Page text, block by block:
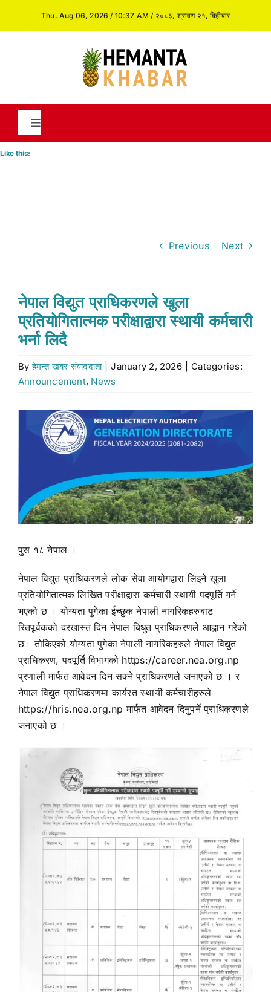
Thu, Aug 06, 2026 / 10:37 AM / २०८३, श्रावण २१, बिहीबार
Toggle
Navigation
Stock market
Search
for:
Like this:
Previous Next
नेपाल विद्युत प्राधिकरणले खुला
प्रतियोगितात्मक परीक्षाद्वारा स्थायी कर्मचारी
भर्ना लिदै
Byहेमन्त खबर संवाददाता January 2, 2026
Categories:
Announcement, News
Larger
Image
पुस १८ नेपाल ।
नेपाल विद्युत प्राधिकरणले लोक सेवा आयोगद्वारा लिइने खुला
प्रतियोगितात्मक लिखित परीक्षाद्वारा कर्मचारी स्थायी पदपूर्ति गर्ने
भएको छ । योग्यता पुगेका ईच्छुक नेपाली नागरिकहरुबाट
रितपूर्वकको दरखास्त दिन नेपाल बिधुत प्राधिकरणले आह्वान गरेको
छ। तोकिएको योग्यता पुगेका नेपाली नागरिकहरुले नेपाल विद्युत
प्राधिकरण, पदपूर्ति विभागको https://career.nea.org.np
प्रणाली मार्फत आवेदन दिन सक्ने प्राधिकरणले जनाएको छ । र
नेपाल विद्युत प्राधिकरणमा कार्यरत स्थायी कर्मचारीहरुले
https://hris.nea.org.np मार्फत आवेदन दिनुपर्ने प्राधिकरणले
जनाएको छ ।